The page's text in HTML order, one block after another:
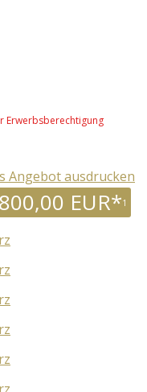
Erwerbsberechtigung
Angebot ausdrucken
EUR*1